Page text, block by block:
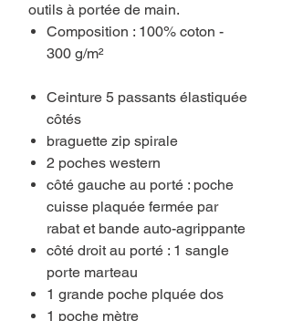
outils à portée de main.
Composition : 100% coton -
300 g/m²
Ceinture 5 passants élastiquée
côtés
braguette zip spirale
2 poches western
côté gauche au porté : poche
cuisse plaquée fermée par
rabat et bande auto-agrippante
côté droit au porté : 1 sangle
porte marteau
1 grande poche plquée dos
1 poche mètre